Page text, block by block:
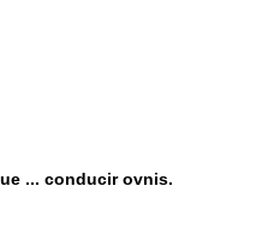
... conducir ovnis.